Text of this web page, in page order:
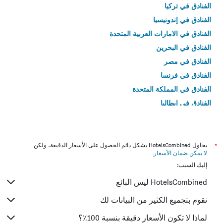
الفنادق في تركيا
الفنادق في إندونيسيا
الفنادق في الامارات العربية المتحدة
الفنادق في البحرين
الفنادق في مصر
الفنادق في فرنسا
الفنادق في المملكة المتحدة
الفنادق في إيطاليا
*
يحاول HotelsCombined بشكل دائم الحصول على الأسعار الدقيقة، ولكن
لا يمكن ضمان الأسعار .
إليك السبب:
HotelsCombined ليس البائع
نقوم بتجميع الكثير من البيانات لك
لماذا لا تكون الأسعار دقيقة بنسبة 100٪؟